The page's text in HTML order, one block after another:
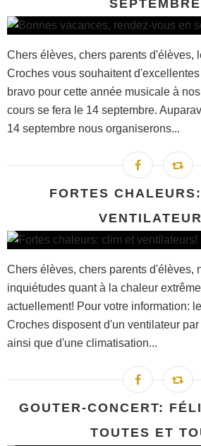
Chers élèves, chers parents d'élèves,
Croches vous souhaitent
bravo pour cette année musicale à
cours se fera le 14 septembre.
14 septembre nous organiserons...
FORTES
Chers élèves, chers parents d'élèves,
inquiétudes quant à la chaleur
actuellement! Pour votre information:
Croches disposent d'un ventilateur
ainsi que d'une climatisation...
GOUTER-CONCERT:
TOUTES ET